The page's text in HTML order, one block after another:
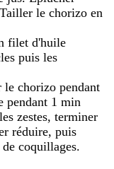
le chorizo en
filet d'huile
puis les
le chorizo pendant
pendant 1 min
zestes, terminer
réduire, puis
coquillages.